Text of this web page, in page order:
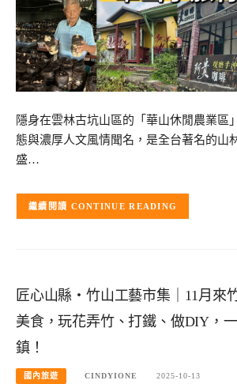
隱身在雲林古坑山區的「華山休閒農業區
態與濃厚人文風情聞名，是全台著名的山
盛…
CONTINUE READING
匠心山縣・竹山工藝市集｜11月來
美食，玩花弄竹、打鐵、做DIY，
鎮！
國內旅遊 CINDYIONE 2025-10-13